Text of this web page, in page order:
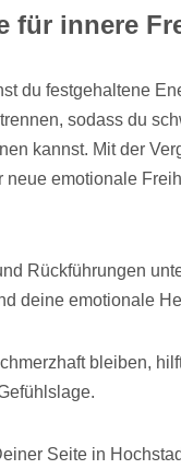
für innere
du festgehaltene
sodass du
kannst. Mit der
emotionale
Rückführungen
deine emotionale
bleiben,
Seite in